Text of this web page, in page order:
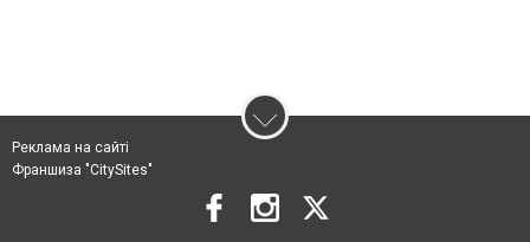
Реклама на сайті
Франшиза "CitySites"